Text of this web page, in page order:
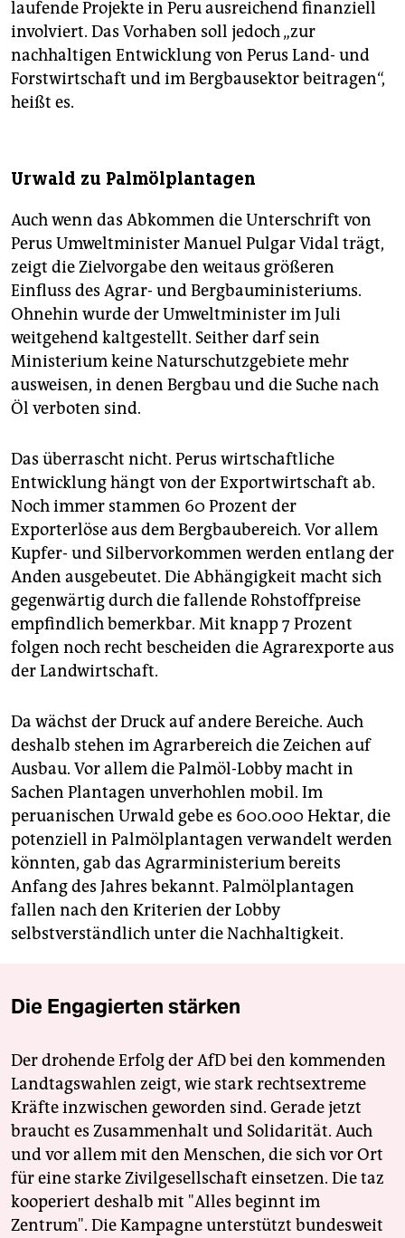
laufende Projekte in Peru ausreichend finanziell
involviert. Das Vorhaben soll jedoch „zur
nachhaltigen Entwicklung von Perus Land- und
Forstwirtschaft und im Bergbausektor beitragen“,
heißt es.
Urwald zu Palmölplantagen
Auch wenn das Abkommen die Unterschrift von
Perus Umweltminister Manuel Pulgar Vidal trägt,
zeigt die Zielvorgabe den weitaus größeren
Einfluss des Agrar- und Bergbauministeriums.
Ohnehin wurde der Umweltminister im Juli
weitgehend kaltgestellt. Seither darf sein
Ministerium keine Naturschutzgebiete mehr
ausweisen, in denen Bergbau und die Suche nach
Öl verboten sind.
Das überrascht nicht. Perus wirtschaftliche
Entwicklung hängt von der Exportwirtschaft ab.
Noch immer stammen 60 Prozent der
Exporterlöse aus dem Bergbaubereich. Vor allem
Kupfer- und Silbervorkommen werden entlang der
Anden ausgebeutet. Die Abhängigkeit macht sich
gegenwärtig durch die fallende Rohstoffpreise
empfindlich bemerkbar. Mit knapp 7 Prozent
folgen noch recht bescheiden die Agrarexporte aus
der Landwirtschaft.
Da wächst der Druck auf andere Bereiche. Auch
deshalb stehen im Agrarbereich die Zeichen auf
Ausbau. Vor allem die Palmöl-Lobby macht in
Sachen Plantagen unverhohlen mobil. Im
peruanischen Urwald gebe es 600.000 Hektar, die
potenziell in Palmölplantagen verwandelt werden
könnten, gab das Agrarministerium bereits
Anfang des Jahres bekannt. Palmölplantagen
fallen nach den Kriterien der Lobby
selbstverständlich unter die Nachhaltigkeit.
Die Engagierten stärken
Der drohende Erfolg der AfD bei den kommenden
Landtagswahlen zeigt, wie stark rechtsextreme
Kräfte inzwischen geworden sind. Gerade jetzt
braucht es Zusammenhalt und Solidarität. Auch
und vor allem mit den Menschen, die sich vor Ort
für eine starke Zivilgesellschaft einsetzen. Die taz
kooperiert deshalb mit "Alles beginnt im
Zentrum". Die Kampagne unterstützt bundesweit